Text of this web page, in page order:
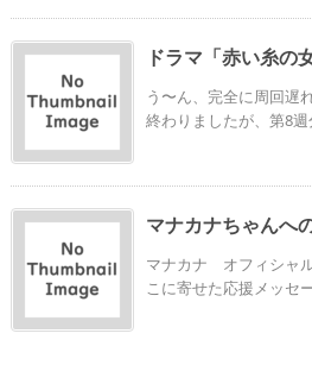
ドラマ「赤い糸の
う〜ん、完全に周回遅
終わりましたが、第8
マナカナちゃんへ
マナカナ オフィシャ
こに寄せた応援メッセ